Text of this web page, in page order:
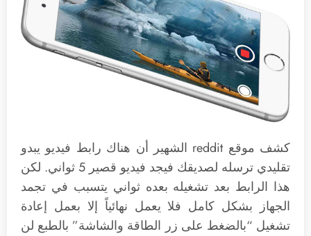
كشف موقع reddit الشهير أن هناك رابط فيديو يبدو
تقليدي ترسله لصديقك فيجد فيديو قصير 5 ثواني. لكن
هذا الرابط بعد تشغيله بعده ثواني يتسبب في تجمد
الجهاز بشكل كامل فلا يعمل نهائياً إلا بعمل إعادة
تشغيل “بالضغط على زر الطاقة والشاشة” بالطبع لن